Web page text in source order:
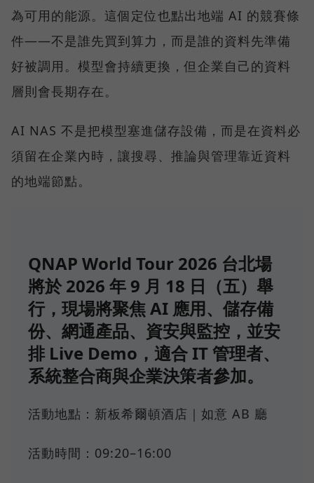
為可用的能源。這個定位也點出地端 AI 的競賽條
件——不是誰先買到算力，而是誰的資料先準備
好被調用。模型會持續更換，但企業自己的資料
層則會長期存在。
AI NAS 不是把模型塞進儲存設備，而是在資料必
須留在企業內時，讓搜尋、推論與管理靠近資料
的地端節點。
QNAP World Tour 2026 台北場
將於 2026 年 9 月 18 日（五）舉
行，現場將聚焦 AI 應用、儲存備
份、網通產品、資安與監控，並安
排 Live Demo，適合 IT 管理者、
系統整合商與企業決策者參加。
活動地點：新板希爾頓酒店｜如意 AB 廳
活動時間：09:20–16:00